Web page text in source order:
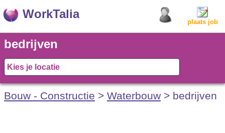
WorkTalia
plaats job
bedrijven
Bouw - Constructie > Waterbouw > bedrijven